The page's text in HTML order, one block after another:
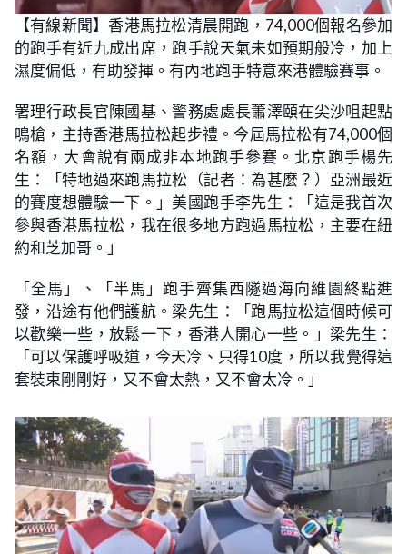
【有線新聞】香港馬拉松清晨開跑，74,000個報名參加
的跑手有近九成出席，跑手說天氣未如預期般冷，加上
濕度偏低，有助發揮。有內地跑手特意來港體驗賽事。
署理行政長官陳國基、警務處處長蕭澤頤在尖沙咀起點
鳴槍，主持香港馬拉松起步禮。今屆馬拉松有74,000個
名額，大會說有兩成非本地跑手參賽。北京跑手楊先
生：「特地過來跑馬拉松（記者：為甚麼？）亞洲最近
的賽度想體驗一下。」美國跑手李先生：「這是我首次
參與香港馬拉松，我在很多地方跑過馬拉松，主要在紐
約和芝加哥。」
「全馬」、「半馬」跑手齊集西隧過海向維園終點進
發，沿途有他們護航。梁先生：「跑馬拉松這個時候可
以歡樂一些，放鬆一下，香港人開心一些。」梁先生：
「可以保護呼吸道，今天冷、只得10度，所以我覺得這
套裝束剛剛好，又不會太熱，又不會太冷。」